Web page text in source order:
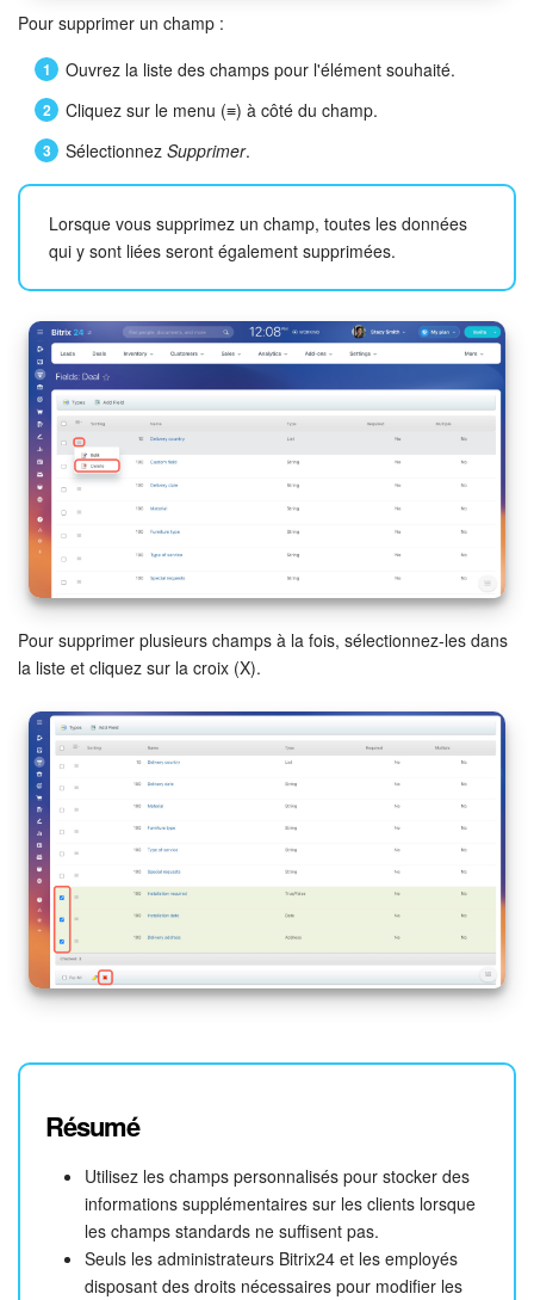
Pour supprimer un champ :
Ouvrez la liste des champs pour l'élément souhaité.
Cliquez sur le menu (≡) à côté du champ.
Sélectionnez Supprimer.
Lorsque vous supprimez un champ, toutes les données
qui y sont liées seront également supprimées.
Pour supprimer plusieurs champs à la fois, sélectionnez-les dans
la liste et cliquez sur la croix (X).
Résumé
Utilisez les champs personnalisés pour stocker des
informations supplémentaires sur les clients lorsque
les champs standards ne suffisent pas.
Seuls les administrateurs Bitrix24 et les employés
disposant des droits nécessaires pour modifier les